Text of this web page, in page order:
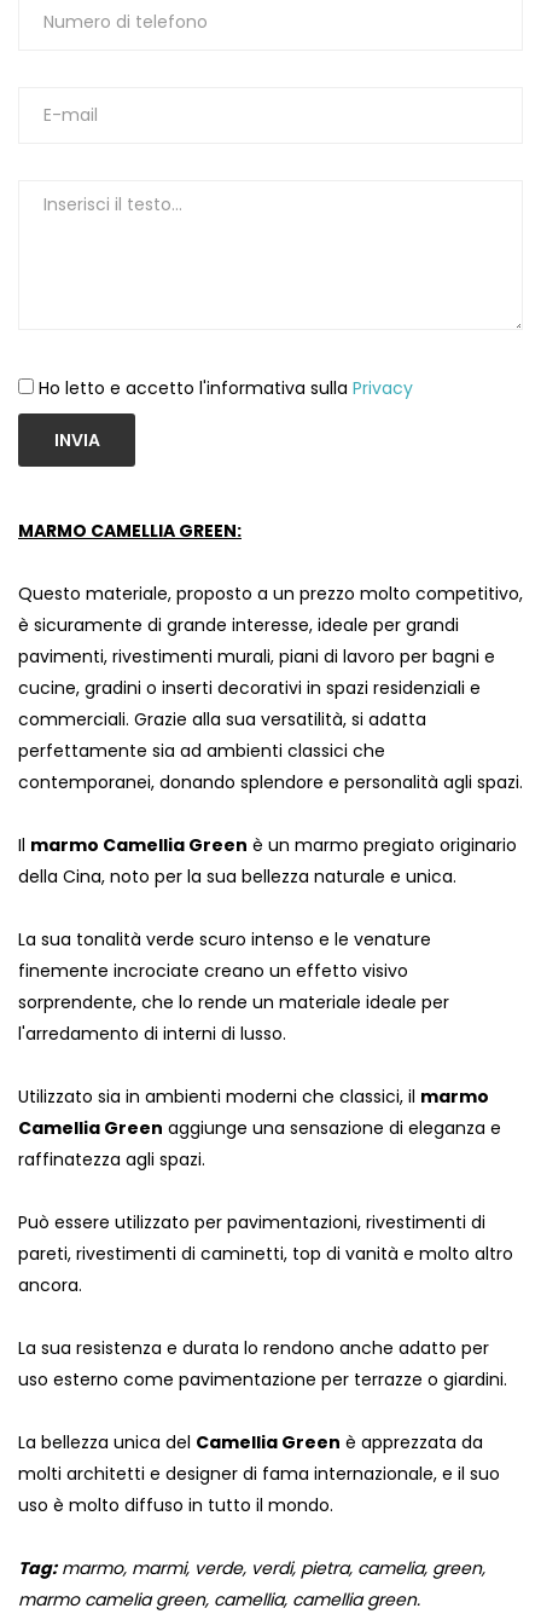
Ho letto e accetto l'informativa sulla Privacy
INVIA
MARMO CAMELLIA GREEN:
Questo materiale, proposto a un prezzo molto competitivo,
è sicuramente di grande interesse, ideale per grandi
pavimenti, rivestimenti murali, piani di lavoro per bagni e
cucine, gradini o inserti decorativi in ​​spazi residenziali e
commerciali. Grazie alla sua versatilità, si adatta
perfettamente sia ad ambienti classici che
contemporanei, donando splendore e personalità agli spazi.
Il marmo Camellia Green è un marmo pregiato originario
della Cina, noto per la sua bellezza naturale e unica.
La sua tonalità verde scuro intenso e le venature
finemente incrociate creano un effetto visivo
sorprendente, che lo rende un materiale ideale per
l'arredamento di interni di lusso.
Utilizzato sia in ambienti moderni che classici, il marmo
Camellia Green aggiunge una sensazione di eleganza e
raffinatezza agli spazi.
Può essere utilizzato per pavimentazioni, rivestimenti di
pareti, rivestimenti di caminetti, top di vanità e molto altro
ancora.
La sua resistenza e durata lo rendono anche adatto per
uso esterno come pavimentazione per terrazze o giardini.
La bellezza unica del Camellia Green è apprezzata da
molti architetti e designer di fama internazionale, e il suo
uso è molto diffuso in tutto il mondo.
Tag:marmo, marmi, verde, verdi, pietra, camelia, green,
marmo camelia green, camellia, camellia green.